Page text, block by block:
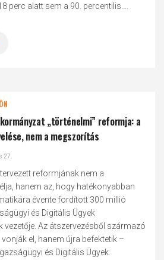
perc alatt sem a 90. percentilis....
„történelmi” reformja: a
nem a megszorítás
27.
reformjának nem a
hanem az, hogy hatékonyabban
évente fordított 300 millió
és Digitális Ügyek
vezetője. Az átszervezésből származó
el, hanem újra befektetik –
és Digitális Ügyek